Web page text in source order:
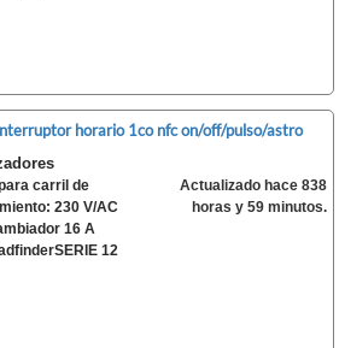
horario 1co nfc on/off/pulso/astro
carril de
230 V/AC
16 A
12
Actualizado hace 838
horas y 59 minutos.